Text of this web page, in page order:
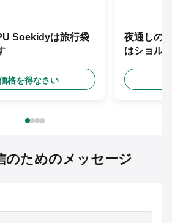
Soekidyは旅行袋
格を得なさい
夜通しの
はショル
最
のためのメッセージ